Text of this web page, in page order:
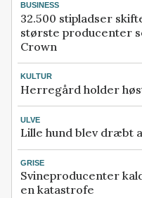
BUSINESS
32.500 stipladser
største producenter
Crown
KULTUR
Herregård holder
ULVE
Lille hund blev dræbt
GRISE
Svineproducenter
en katastrofe